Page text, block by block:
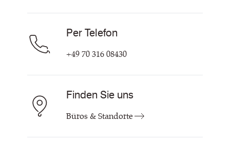
Per Telefon
+49 70 316 08430
Finden Sie uns
Büros & Standorte